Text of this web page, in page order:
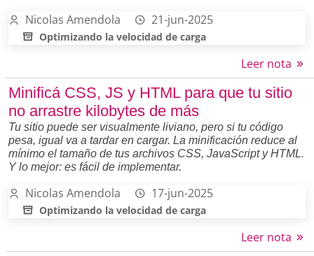
Nicolas Amendola 21-jun-2025
Optimizando la velocidad de carga
Leer nota
Minificá CSS, JS y HTML para que tu sitio
no arrastre kilobytes de más
Tu sitio puede ser visualmente liviano, pero si tu código
pesa, igual va a tardar en cargar. La minificación reduce al
mínimo el tamaño de tus archivos CSS, JavaScript y HTML.
Y lo mejor: es fácil de implementar.
Nicolas Amendola 17-jun-2025
Optimizando la velocidad de carga
Leer nota